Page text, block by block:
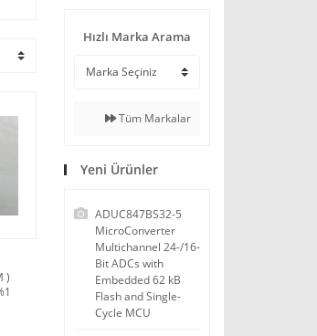
)
Hızlı Marka Arama
Tüm Markalar
Yeni Ürünler
ADUC847BS32-5
MicroConverter
Multichannel 24-/16-
Bit ADCs with
Embedded 62 kB
Flash and Single-
Cycle MCU